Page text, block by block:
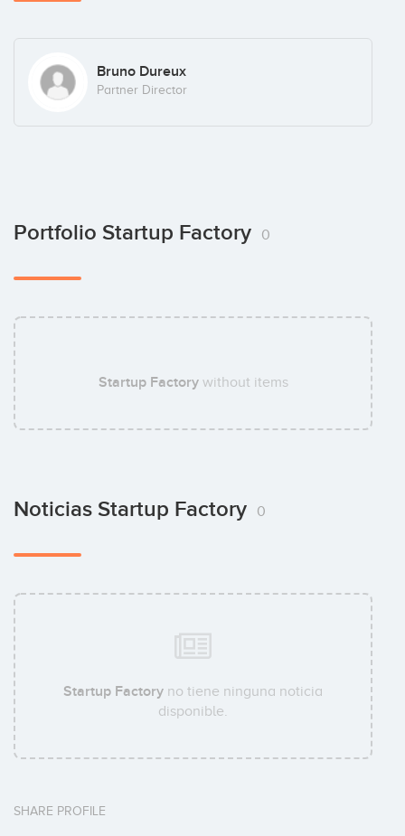
Bruno Dureux
Partner Director
Portfolio Startup Factory 0
Startup Factorywithout items
Noticias Startup Factory 0
Startup Factory no tiene ninguna noticia
disponible.
SHARE PROFILE